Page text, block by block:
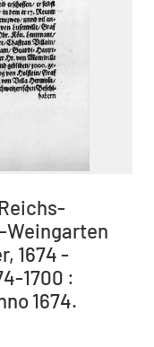
1674 -
1700 :
1674.